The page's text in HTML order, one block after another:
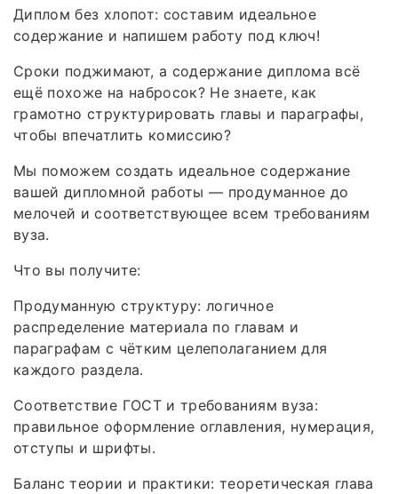
Диплом без хлопот: составим идеальное
содержание и напишем работу под ключ!
Сроки поджимают, а содержание диплома всё
ещё похоже на набросок? Не знаете, как
грамотно структурировать главы и параграфы,
чтобы впечатлить комиссию?
Мы поможем создать идеальное содержание
вашей дипломной работы — продуманное до
мелочей и соответствующее всем требованиям
вуза.
Что вы получите:
Продуманную структуру: логичное
распределение материала по главам и
параграфам с чётким целеполаганием для
каждого раздела.
Соответствие ГОСТ и требованиям вуза:
правильное оформление оглавления, нумерация,
отступы и шрифты.
Баланс теории и практики: теоретическая глава